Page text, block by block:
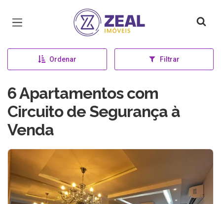
Página inicial
Ordenar Filtrar
6 Apartamentos com
Circuito de Segurança à
Venda